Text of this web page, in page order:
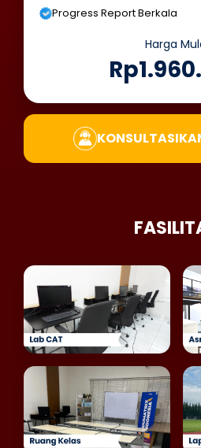
Progress Report Berkala
Harga